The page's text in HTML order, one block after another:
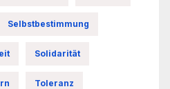
Selbstbestimmung
Solidarität
Toleranz